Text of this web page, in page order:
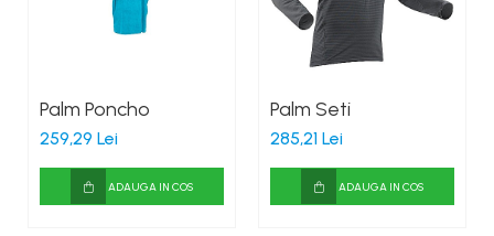
Palm Poncho
259,29 Lei
ADAUGA IN COS
Palm Seti
285,21 Lei
ADAUGA IN COS